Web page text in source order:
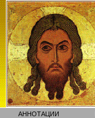
АННОТАЦИИ